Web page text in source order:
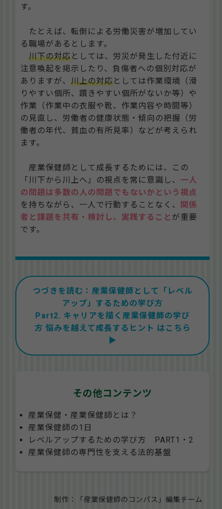
す。
たとえば、転倒による労働災害が増加してい
る職場があるとします。
川下の対応としては、労災が発生した付近に
注意喚起を掲示したり、負傷者への個別対応が
ありますが、 川上の対応としては作業環境（滑
りやすい個所、躓きやすい個所がないか等）や
作業（作業中の衣服や靴、作業内容や時間等）
の見直し、労働者の健康状態・傾向の把握（労
働者の年代、貧血の有所見率）などが考えられ
ます。
産業保健師として成長するためには、この
「川下から川上へ」の視点を常に意識し、 一人
の問題は多数の人の問題でもないかという視点
を持ちながら、一人で行動することなく、
関係
者と課題を共有・検討し、実践すること が重要
です。
つづきを読む：産業保健師として「レベル
アップ」するための学び方
Part2. キャリアを描く産業保健師の学び
方 悩みを越えて成長するヒント はこちら
▶
その他コンテンツ
産業保健・産業保健師とは？
産業保健師の1日
レベルアップするための学び方 PART1・2
産業保健師の専門性を支える法的基盤
制作：「産業保健師のコンパス」編集チーム